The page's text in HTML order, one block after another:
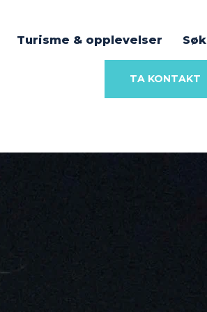
Turisme & opplevelser Søk
TA KONTAKT